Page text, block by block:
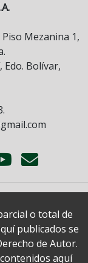
Mezanina 1,
Edo. Bolívar,
o total de
publicados se
de Autor.
aquí